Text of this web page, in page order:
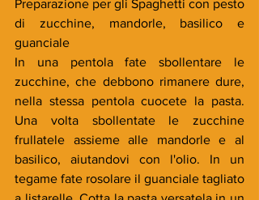
Preparazione per gli Spaghetti con pesto
di zucchine, mandorle, basilico e
guanciale
In una pentola fate sbollentare le
zucchine, che debbono rimanere dure,
nella stessa pentola cuocete la pasta.
Una volta sbollentate le zucchine
frullatele assieme alle mandorle e al
basilico, aiutandovi con l'olio. In un
tegame fate rosolare il guanciale tagliato